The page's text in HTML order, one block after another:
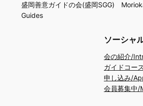
盛岡善意ガイドの会(盛岡SGG)
Guides
ソーシャ
会の紹介/
ガイドコー
申し込み/
会員募集中/